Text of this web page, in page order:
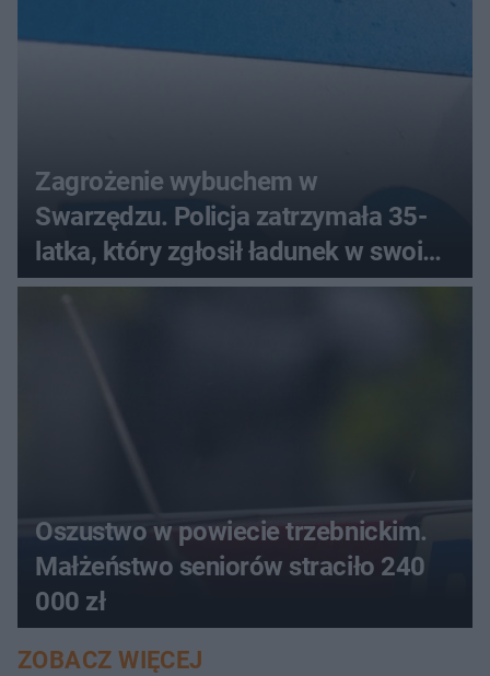
Zagrożenie wybuchem w
Swarzędzu. Policja zatrzymała 35-
latka, który zgłosił ładunek w swoim
aucie
Oszustwo w powiecie trzebnickim.
Małżeństwo seniorów straciło 240
000 zł
ZOBACZ WIĘCEJ